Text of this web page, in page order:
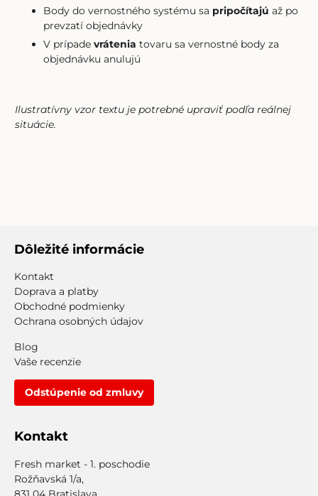
Body do vernostného systému sa pripočítajú až po
prevzatí objednávky
V prípade vrátenia tovaru sa vernostné body za
objednávku anulujú
Ilustratívny vzor textu je potrebné upraviť podľa reálnej
situácie.
Dôležité informácie
Kontakt
Doprava a platby
Obchodné podmienky
Ochrana osobných údajov
Blog
Vaše recenzie
Odstúpenie od zmluvy
Kontakt
Fresh market - 1. poschodie
Rožňavská 1/a,